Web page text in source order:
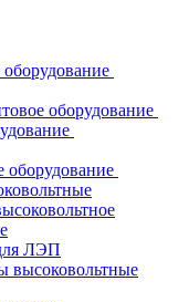
оборудование
оборудование
ЛЭП
высоковольтные